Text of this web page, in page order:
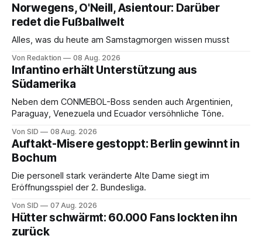
Norwegens, O'Neill, Asientour: Darüber
redet die Fußballwelt
Alles, was du heute am Samstagmorgen wissen musst
Von Redaktion 08 Aug. 2026
Infantino erhält Unterstützung aus
Südamerika
Neben dem CONMEBOL-Boss senden auch Argentinien,
Paraguay, Venezuela und Ecuador versöhnliche Töne.
Von SID 08 Aug. 2026
Auftakt-Misere gestoppt: Berlin gewinnt in
Bochum
Die personell stark veränderte Alte Dame siegt im
Eröffnungsspiel der 2. Bundesliga.
Von SID 07 Aug. 2026
Hütter schwärmt: 60.000 Fans lockten ihn
zurück